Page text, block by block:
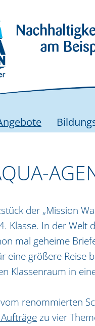
der „Mission
Klasse. In der Welt
mal geheime
eine größere Reise
Klassenraum in
renommierten
zu vier